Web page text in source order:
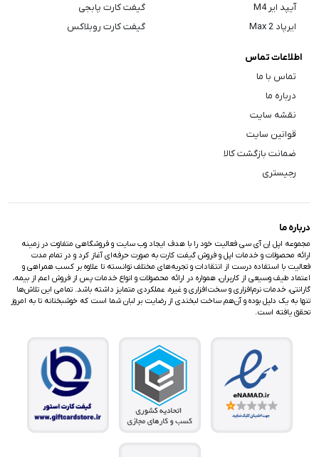
آیپد ایر M4
ایرپاد Max 2
گیفت کارت پابجی
گیفت کارت روبلاکس
اطلاعات تماس
تماس با ما
درباره ما
نقشه سایت
قوانین سایت
ضمانت بازگشت کالا
رجیستری
درباره ما
مجموعه اپل اِن آی سی فعالیت خود را با هدف ایجاد وب سایت و فروشگاهی متفاوت در زمینه
ارائه محصولات و خدمات اپل و فروش گیفت کارت به صورت حرفه‌ای آغاز کرد و در تمام مدت
فعالیت با استفاده درست از انتقادات و تجربه‌های مختلف توانسته تا علاوه بر کسب همراهی و
اعتماد طیف وسیعی از کاربران، همواره در ارائه محصولات و انواع خدمات پس از فروش اعم از بیمه،
گارانتی، خدمات نرم‌افزاری و سخت‌افزاری و غیره، عملکردی متمایز داشته باشد. تمامی این تلاش‌ها
تنها به یک دلیل بوده و آن‌هم ساخت لبخندی از رضایت بر لبان شما است که خوشبختانه تا به امروز
تحقق یافته است.